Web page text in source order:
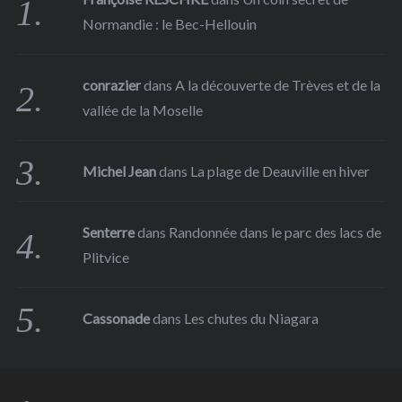
Normandie : le Bec-Hellouin
conrazierdans A la découverte de Trèves et de la
vallée de la Moselle
Michel Jeandans La plage de Deauville en hiver
Senterredans Randonnée dans le parc des lacs de
Plitvice
Cassonadedans Les chutes du Niagara